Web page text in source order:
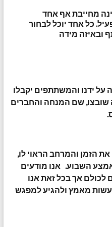
מחייבת אף אחד
כל אחד יוכל לבחור
ובאיזה מידה
על ידנו והמשתתפים יקבלו
שובצו, שם המנחה והחברים
הזמן והמרחב הראוי לו,
השבוע. אנו מודעים
לכולם אך בכל זאת אנו
מאמץ ולהגיע למפגש